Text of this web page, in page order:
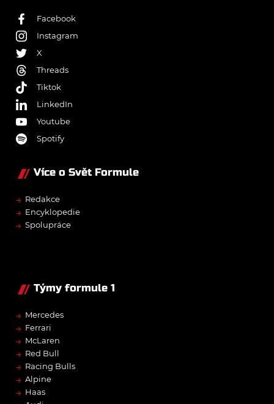
Facebook
Instagram
X
Threads
Tiktok
LinkedIn
Youtube
Spotify
Více o Svět Formule
→ Redakce
→ Encyklopedie
→ Spolupráce
Týmy formule 1
→ Mercedes
→ Ferrari
→ McLaren
→ Red Bull
→ Racing Bulls
→ Alpine
→ Haas